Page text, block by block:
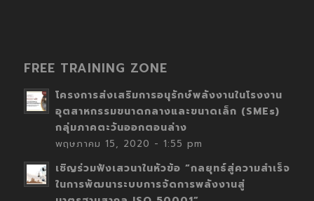
FREE TRAINING ZONE
โครงการส่งเสริมการอนุรักษ์พลังงานในโรงงาน
อุตสาหกรรมขนาดกลางและขนาดเล็ก (SMEs)
กลุ่มภาคตะวันออกตอนล่าง
พฤษภาคม 15, 2020 - 1:55 pm
เชิญร่วมฟังเสวนาในหัวข้อ “กลยุทธ์สู่ความสำเร็จ
ในการพัฒนาระบบการจัดการพลังงานสู่